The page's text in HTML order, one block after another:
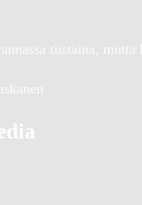
tiistaina,